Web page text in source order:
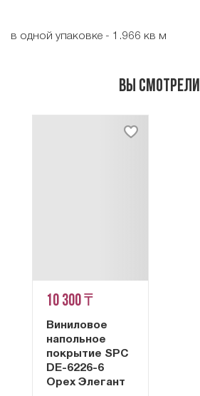
в одной упаковке - 1.966 кв м
Вы смотрели
10 300 ₸
Виниловое
напольное
покрытие SPC
DE-6226-6
Орех Элегант